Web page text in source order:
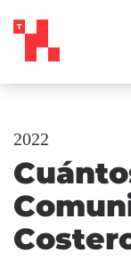
2022